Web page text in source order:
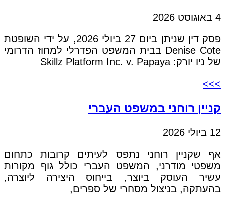
4 באוגוסט 2026
פסק דין שניתן ביום 27 ביולי 2026, על ידי השופטת
Denise Cote בבית המשפט הפדרלי למחוז הדרומי
של ניו יורק: Skillz Platform Inc. v. Papaya
>>>
קניין רוחני במשפט העברי
12 ביולי 2026
אף שקניין רוחני נתפס לעיתים קרובות כתחום
משפטי מודרני, המשפט העברי כולל גוף מקורות
עשיר העוסק ביוצר, בייחוס היצירה ליוצרה,
בהעתקה, בניצול מסחרי של ספרים,